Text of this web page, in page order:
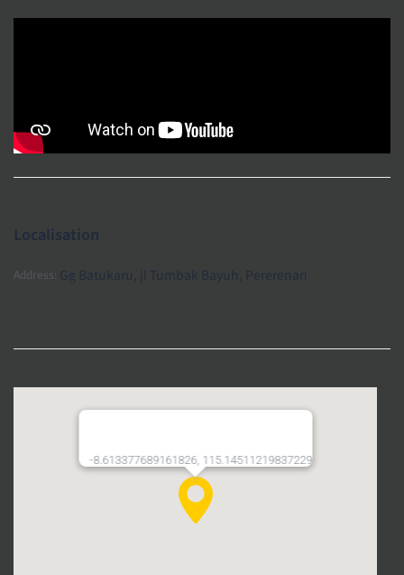
Localisation
Address: Gg Batukaru, jl Tumbak Bayuh, Pererenan
-8.613377689161826, 115.14511219837229